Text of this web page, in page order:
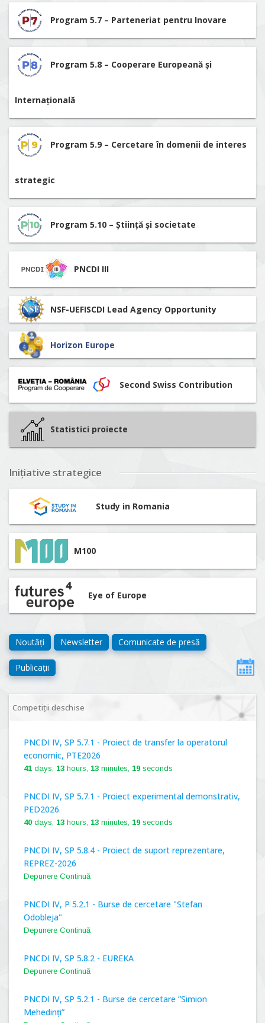
Program 5.7 – Parteneriat pentru Inovare
Program 5.8 – Cooperare Europeană și
Internațională
Program 5.9 – Cercetare în domenii de interes
strategic
Program 5.10 – Știință și societate
PNCDI III
NSF-UEFISCDI Lead Agency Opportunity
Horizon Europe
Second Swiss Contribution
Statistici proiecte
Inițiative strategice
Study in Romania
M100
Eye of Europe
Noutăți Newsletter Comunicate de presă
Publicații
Competiții deschise
PNCDI IV, SP 5.7.1 - Proiect de transfer la operatorul
economic, PTE2026
41 days, 13 hours, 13 minutes, 18 seconds
PNCDI IV, SP 5.7.1 - Proiect experimental demonstrativ,
PED2026
40 days, 13 hours, 13 minutes, 18 seconds
PNCDI IV, SP 5.8.4 - Proiect de suport reprezentare,
REPREZ-2026
Depunere Continuă
PNCDI IV, P 5.2.1 - Burse de cercetare "Stefan
Odobleja"
Depunere Continuă
PNCDI IV, SP 5.8.2 - EUREKA
Depunere Continuă
PNCDI IV, SP 5.2.1 - Burse de cercetare ”Simion
Mehedinți”